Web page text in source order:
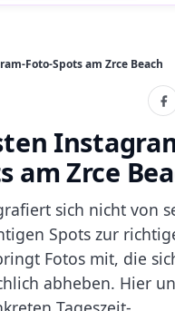
Foto-Spots am Zrce Beach
am Zrce
sich nicht von
Spots zur
Fotos mit, die
abheben. Hier